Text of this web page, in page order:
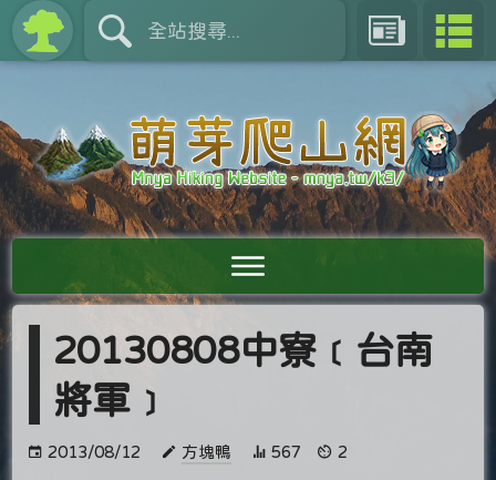
20130808中寮﹝台南
將軍﹞
2013/08/12 方塊鴨 567 2